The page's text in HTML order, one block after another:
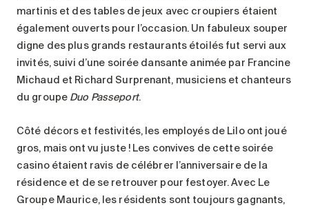
martinis et des tables de jeux avec croupiers étaient
également ouverts pour l’occasion. Un fabuleux souper
digne des plus grands restaurants étoilés fut servi aux
invités, suivi d’une soirée dansante animée par Francine
Michaud et Richard Surprenant, musiciens et chanteurs
du groupe Duo Passeport.
Côté décors et festivités, les employés de Lilo ont joué
gros, mais ont vu juste ! Les convives de cette soirée
casino étaient ravis de célébrer l’anniversaire de la
résidence et de se retrouver pour festoyer. Avec Le
Groupe Maurice, les résidents sont toujours gagnants,